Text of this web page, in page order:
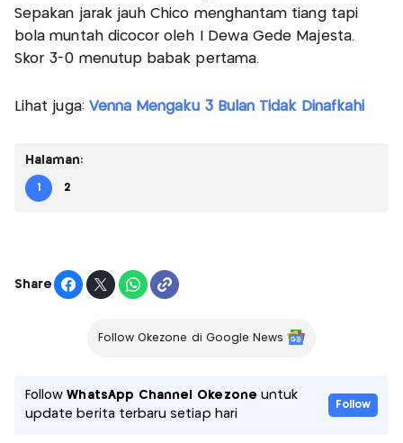
Sepakan jarak jauh Chico menghantam tiang tapi
bola muntah dicocor oleh I Dewa Gede Majesta.
Skor 3-0 menutup babak pertama.
Lihat juga: Venna Mengaku 3 Bulan Tidak Dinafkahi
Halaman:
1 2
Share
Follow Okezone di Google News
FollowWhatsApp Channel Okezone untuk
update berita terbaru setiap hari
Follow